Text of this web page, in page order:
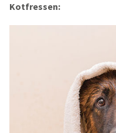
Kotfressen: